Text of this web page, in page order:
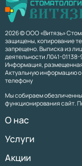
2026 © ООО «Витязь»
защищены, копирование
запрещено. Выписка из
деятельности Л041-
Информация,
Актуальную информацию о
телефону
Мы собираем
функционирования сайт.
О нас
Услуги
Акции